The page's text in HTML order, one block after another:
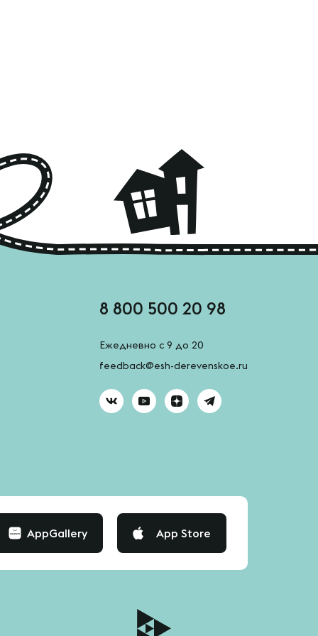
8 800 500 20 98
Ежедневно с 9 до 20
feedback@esh-derevenskoe.ru
AppGallery App Store